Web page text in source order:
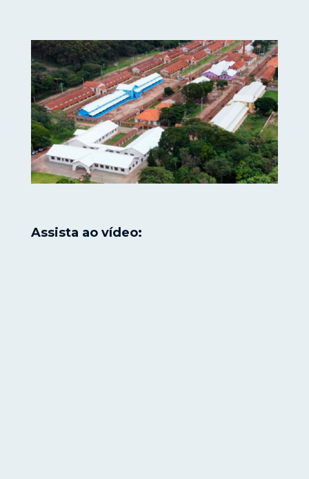
Assista ao vídeo: